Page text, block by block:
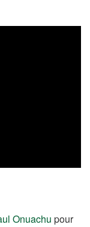
Onuachu pour